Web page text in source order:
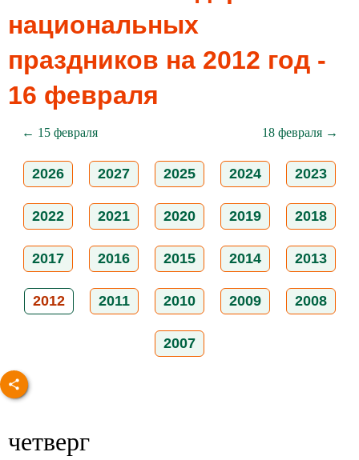
национальных
праздников на 2012 год -
16 февраля
← 15 февраля 18 февраля →
2026 2027 2025 2024 2023
2022 2021 2020 2019 2018
2017 2016 2015 2014 2013
2012 2011 2010 2009 2008
2007
четверг